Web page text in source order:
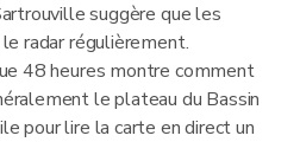
suggère que les
radar régulièrement.
48 heures montre comment
le plateau du Bassin
pour lire la carte en direct un